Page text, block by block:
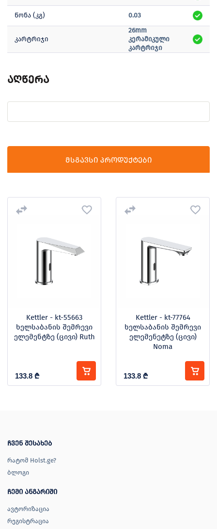
წონა (კგ) 0.03
კარტრიჯი
26mm
კერამიკული
კარტრიჯი
აღწერა
მსგავსი პროდუქტები
Kettler - kt-55663
ხელსაბანის შემრევი
ელემენტზე (ცივი) Ruth
133.8 ₾
Kettler - kt-77764
ხელსაბანის შემრევი
ელემენეტზე (ცივი)
Noma
133.8 ₾
ჩვენ შესახებ
რატომ Holst.ge?
ბლოგი
ჩემი ანგარიში
ავტორიზაცია
რეგისტრაცია